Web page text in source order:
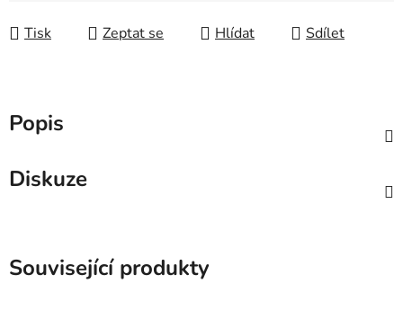
Tisk
Zeptat se Hlídat Sdílet
Popis
Diskuze
Související produkty